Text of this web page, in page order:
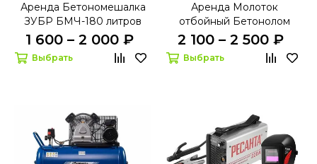
Аренда Бетономешалка
ЗУБР БМЧ-180 литров
1 600 – 2 000 ₽
Выбрать
Аренда Молоток
отбойный Бетонолом
Зубр ЗМ-50-2000 ВК
2 100 – 2 500 ₽
Выбрать